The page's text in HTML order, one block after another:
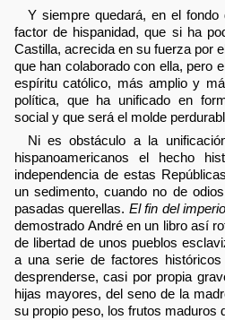
Y siempre quedará, en el
factor de hispanidad, que si ha
Castilla, acrecida en su fuerza por
que han colaborado con ella, pero
espíritu católico, más amplio y
política, que ha unificado en
social y que será el molde
Ni es obstáculo a la
hispanoamericanos el hecho
independencia de estas
un sedimento, cuando no de
pasadas querellas. El fin del
demostrado André en un libro así
de libertad de unos pueblos
a una serie de factores
desprenderse, casi por propia
hijas mayores, del seno de la
su propio peso, los frutos maduros